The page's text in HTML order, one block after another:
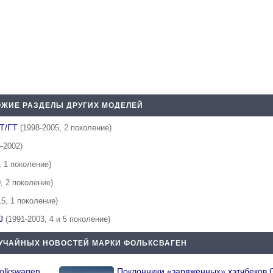
РАЗДЕЛЫ ДРУГИХ МОДЕЛЕЙ
ГТ(1998-2005, 2 поколение)
2002)
1 поколение)
2 поколение)
1 поколение)
(1991-2003, 4 и 5 поколение)
НОВОСТЕЙ МАРКИ ФОЛЬКСВАГЕН